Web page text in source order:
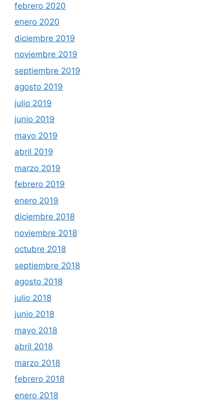
febrero 2020
enero 2020
diciembre 2019
noviembre 2019
septiembre 2019
agosto 2019
julio 2019
junio 2019
mayo 2019
abril 2019
marzo 2019
febrero 2019
enero 2019
diciembre 2018
noviembre 2018
octubre 2018
septiembre 2018
agosto 2018
julio 2018
junio 2018
mayo 2018
abril 2018
marzo 2018
febrero 2018
enero 2018